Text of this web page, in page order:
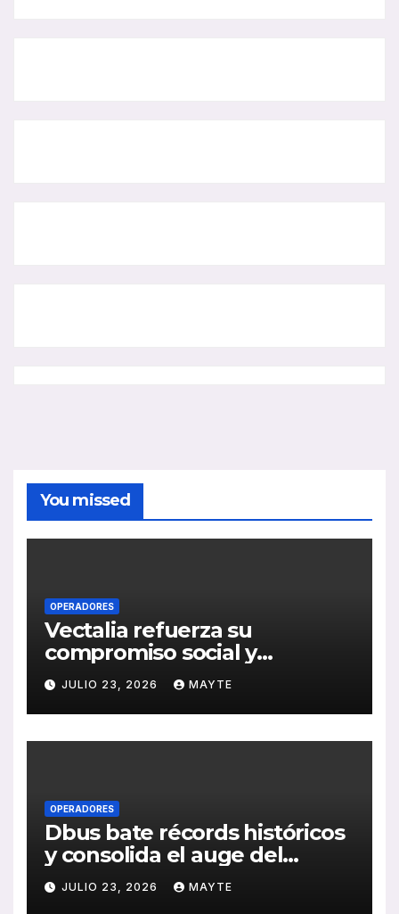
You missed
OPERADORES
Vectalia refuerza su
compromiso social y
medioambiental con la
publicación de su Memoria
de RSC 2025
JULIO 23, 2026 MAYTE
OPERADORES
Dbus bate récords históricos
y consolida el auge del
transporte público en San
Sebastián
JULIO 23, 2026 MAYTE